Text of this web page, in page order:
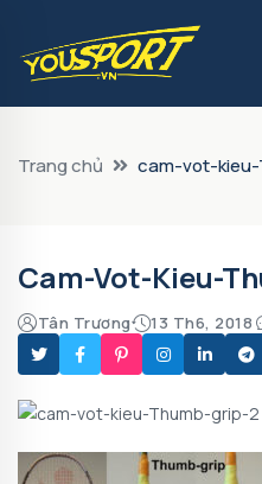
Trang chủ cam-vot-
Cam-Vot-Kieu-
Tân Trương 13 Th6, 2018